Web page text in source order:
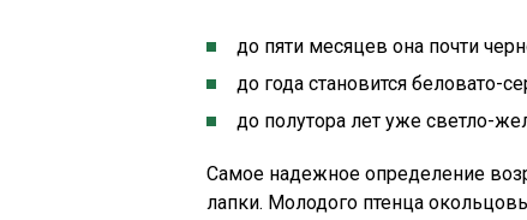
до пяти месяцев она почти
до года становится беловато-
до полутора лет уже светло-
Самое надежное определение
лапки. Молодого птенца